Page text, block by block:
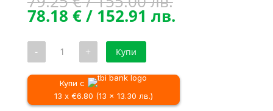
price
was:
155.00 лв..
78.18 €/ 152.91 лв.Текущата
цена
/
- количество
Перфоратор
ROTOR
RDH950,
SDS-
plus,
+ Купи
Купи с
13 x €6.80 (13 x 13.30 лв.)